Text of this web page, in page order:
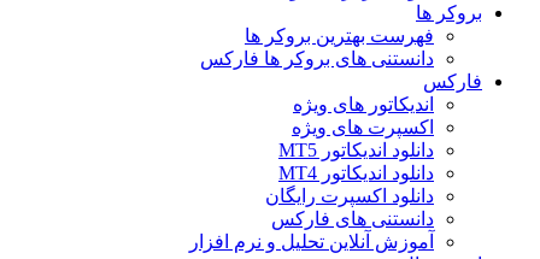
بروکر ها
فهرست بهترین بروکر ها
دانستنی های بروکر ها فارکس
فارکس
اندیکاتور های ویژه
اکسپرت های ویژه
دانلود اندیکاتور MT5
دانلود اندیکاتور MT4
دانلود اکسپرت رایگان
دانستنی های فارکس
آموزش آنلاین تحلیل و نرم افزار